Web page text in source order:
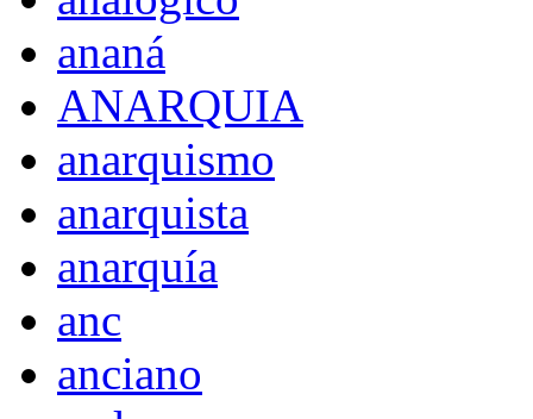
ananá
ANARQUIA
anarquismo
anarquista
anarquía
anc
anciano